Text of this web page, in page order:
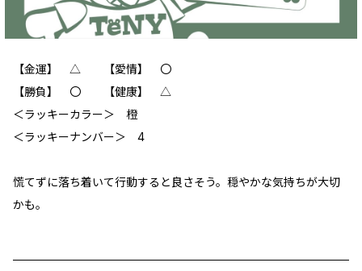
【金運】 △ 【愛情】 〇
【勝負】 〇 【健康】 △
＜ラッキーカラー＞ 橙
＜ラッキーナンバー＞ 4
慌てずに落ち着いて行動すると良さそう。穏やかな気持ちが大切
かも。